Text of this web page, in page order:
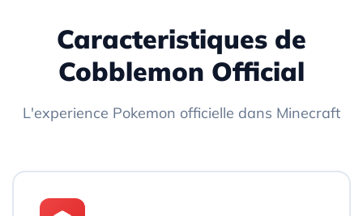
Caracteristiques de
Cobblemon Official
L'experience Pokemon officielle dans Minecraft